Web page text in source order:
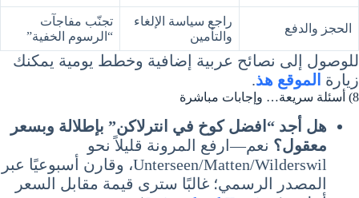
الحجز والدفع
راجع سياسة الإلغاء
والتأمين
تجنّب مفاجآت
“الرسوم الخفية”
للوصول إلى نصائح عربية إضافية وخطط يومية يمكنك
زيارة الموقع هذ.
8) أسئلة سريعة… وإجابات مباشرة
هل أجد “افضل كوخ في انترلاكن” بإطلالة وبسعر
معقول؟ نعم—ارفع المرونة قليلاً نحو
Unterseen/Matten/Wilderswil، وقارن أسبوعيًا عبر
المصدر الرسمي؛ غالبًا سترى قيمة مقابل السعر